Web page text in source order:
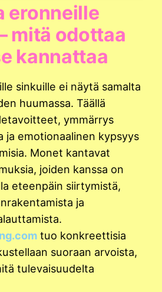
eronneille
mitä odottaa
kannattaa
sinkuille ei näytä samalta
huumassa. Täällä
ymmärrys
ja emotionaalinen kypsyys
Monet kantavat
joiden kanssa on
eteenpäin siirtymistä,
ja
tuo konkreettisia
suoraan arvoista,
tulevaisuudelta